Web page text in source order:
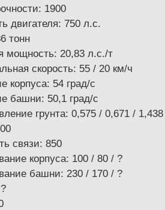
1900
двигателя: 750 л.с.
тонн
мощность: 20,83 л.с./т
скорость: 55 / 20 км/ч
корпуса: 54 град/с
башни: 50,1 град/с
грунта: 0,575 / 0,671 / 1,438
связи: 850
корпуса: 100 / 80 / ?
башни: 230 / 170 / ?